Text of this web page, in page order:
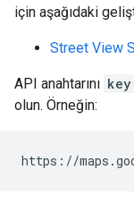
için aşağıdaki
Street View
API anahtarını key
olun. Örneğin:
https://